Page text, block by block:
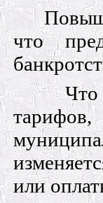
что
Что
или